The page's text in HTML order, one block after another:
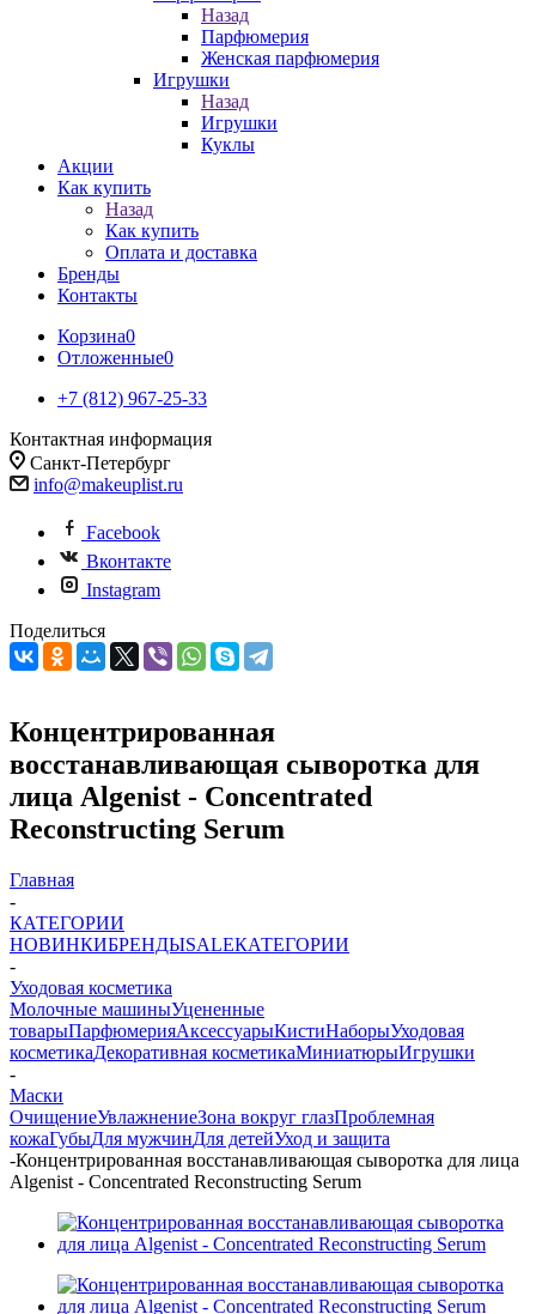
Назад
Парфюмерия
Женская парфюмерия
Игрушки
Назад
Игрушки
Куклы
Акции
Как купить
Назад
Как купить
Оплата и доставка
Бренды
Контакты
Корзина0
Отложенные0
+7 (812) 967-25-33
Контактная информация
Санкт-Петербург
info@makeuplist.ru
Facebook
Вконтакте
Instagram
Поделиться
Концентрированная
восстанавливающая сыворотка для
лица Algenist - Concentrated
Reconstructing Serum
Главная
-
КАТЕГОРИИ
НОВИНКИБРЕНДЫSALEКАТЕГОРИИ
-
Уходовая косметика
Молочные машиныУцененные
товарыПарфюмерияАксессуарыКистиНаборыУходовая
косметикаДекоративная косметикаМиниатюрыИгрушки
-
Маски
ОчищениеУвлажнениеЗона вокруг глазПроблемная
кожаГубыДля мужчинДля детейУход и защита
-Концентрированная восстанавливающая сыворотка для лица
Algenist - Concentrated Reconstructing Serum